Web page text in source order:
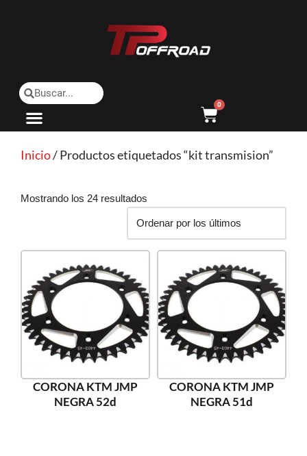
0
Inicio/ Productos etiquetados “kit transmision”
Mostrando los 24 resultados
CORONA KTM JMP
NEGRA 52d
CORONA KTM JMP
NEGRA 51d